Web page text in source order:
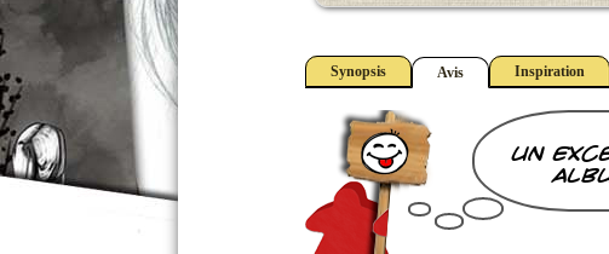
Synopsis Avis Inspiration
un